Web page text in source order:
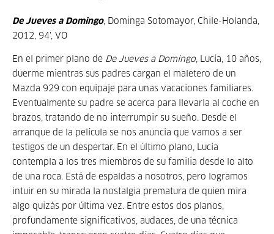
De Jueves a Domingo, Dominga Sotomayor, Chile-Holanda,
2012, 94’, VO
En el primer plano de De Jueves a Domingo, Lucía, 10 años,
duerme mientras sus padres cargan el maletero de un
Mazda 929 con equipaje para unas vacaciones familiares.
Eventualmente su padre se acerca para llevarla al coche en
brazos, tratando de no interrumpir su sueño. Desde el
arranque de la película se nos anuncia que vamos a ser
testigos de un despertar. En el último plano, Lucía
contempla a los tres miembros de su familia desde lo alto
de una roca. Está de espaldas a nosotros, pero logramos
intuir en su mirada la nostalgia prematura de quien mira
algo quizás por última vez. Entre estos dos planos,
profundamente significativos, audaces, de una técnica